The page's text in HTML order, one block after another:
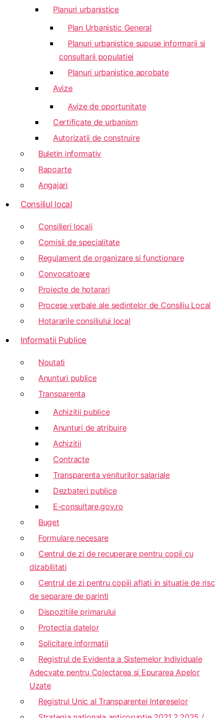
Planuri urbanistice
Plan Urbanistic General
Planuri urbanistice supuse informarii si
consultarii populatiei
Planuri urbanistice aprobate
Avize
Avize de oportunitate
Certificate de urbanism
Autorizatii de construire
Buletin informativ
Rapoarte
Angajari
Consiliul local
Consilieri locali
Comisii de specialitate
Regulament de organizare si functionare
Convocatoare
Proiecte de hotarari
Procese verbale ale sedintelor de Consiliu Local
Hotararile consiliului local
Informatii Publice
Noutati
Anunturi publice
Transparenta
Achizitii publice
Anunturi de atribuire
Achizitii
Contracte
Transparenta veniturilor salariale
Dezbateri publice
E-consultare.gov.ro
Buget
Formulare necesare
Centrul de zi de recuperare pentru copii cu
dizabilitati
Centrul de zi pentru copiii aflati in situatie de risc
de separare de parinti
Dispozitiile primarului
Protectia datelor
Solicitare informatii
Registrul de Evidenta a Sistemelor Individuale
Adecvate pentru Colectarea si Epurarea Apelor
Uzate
Registrul Unic al Transparentei Intereselor